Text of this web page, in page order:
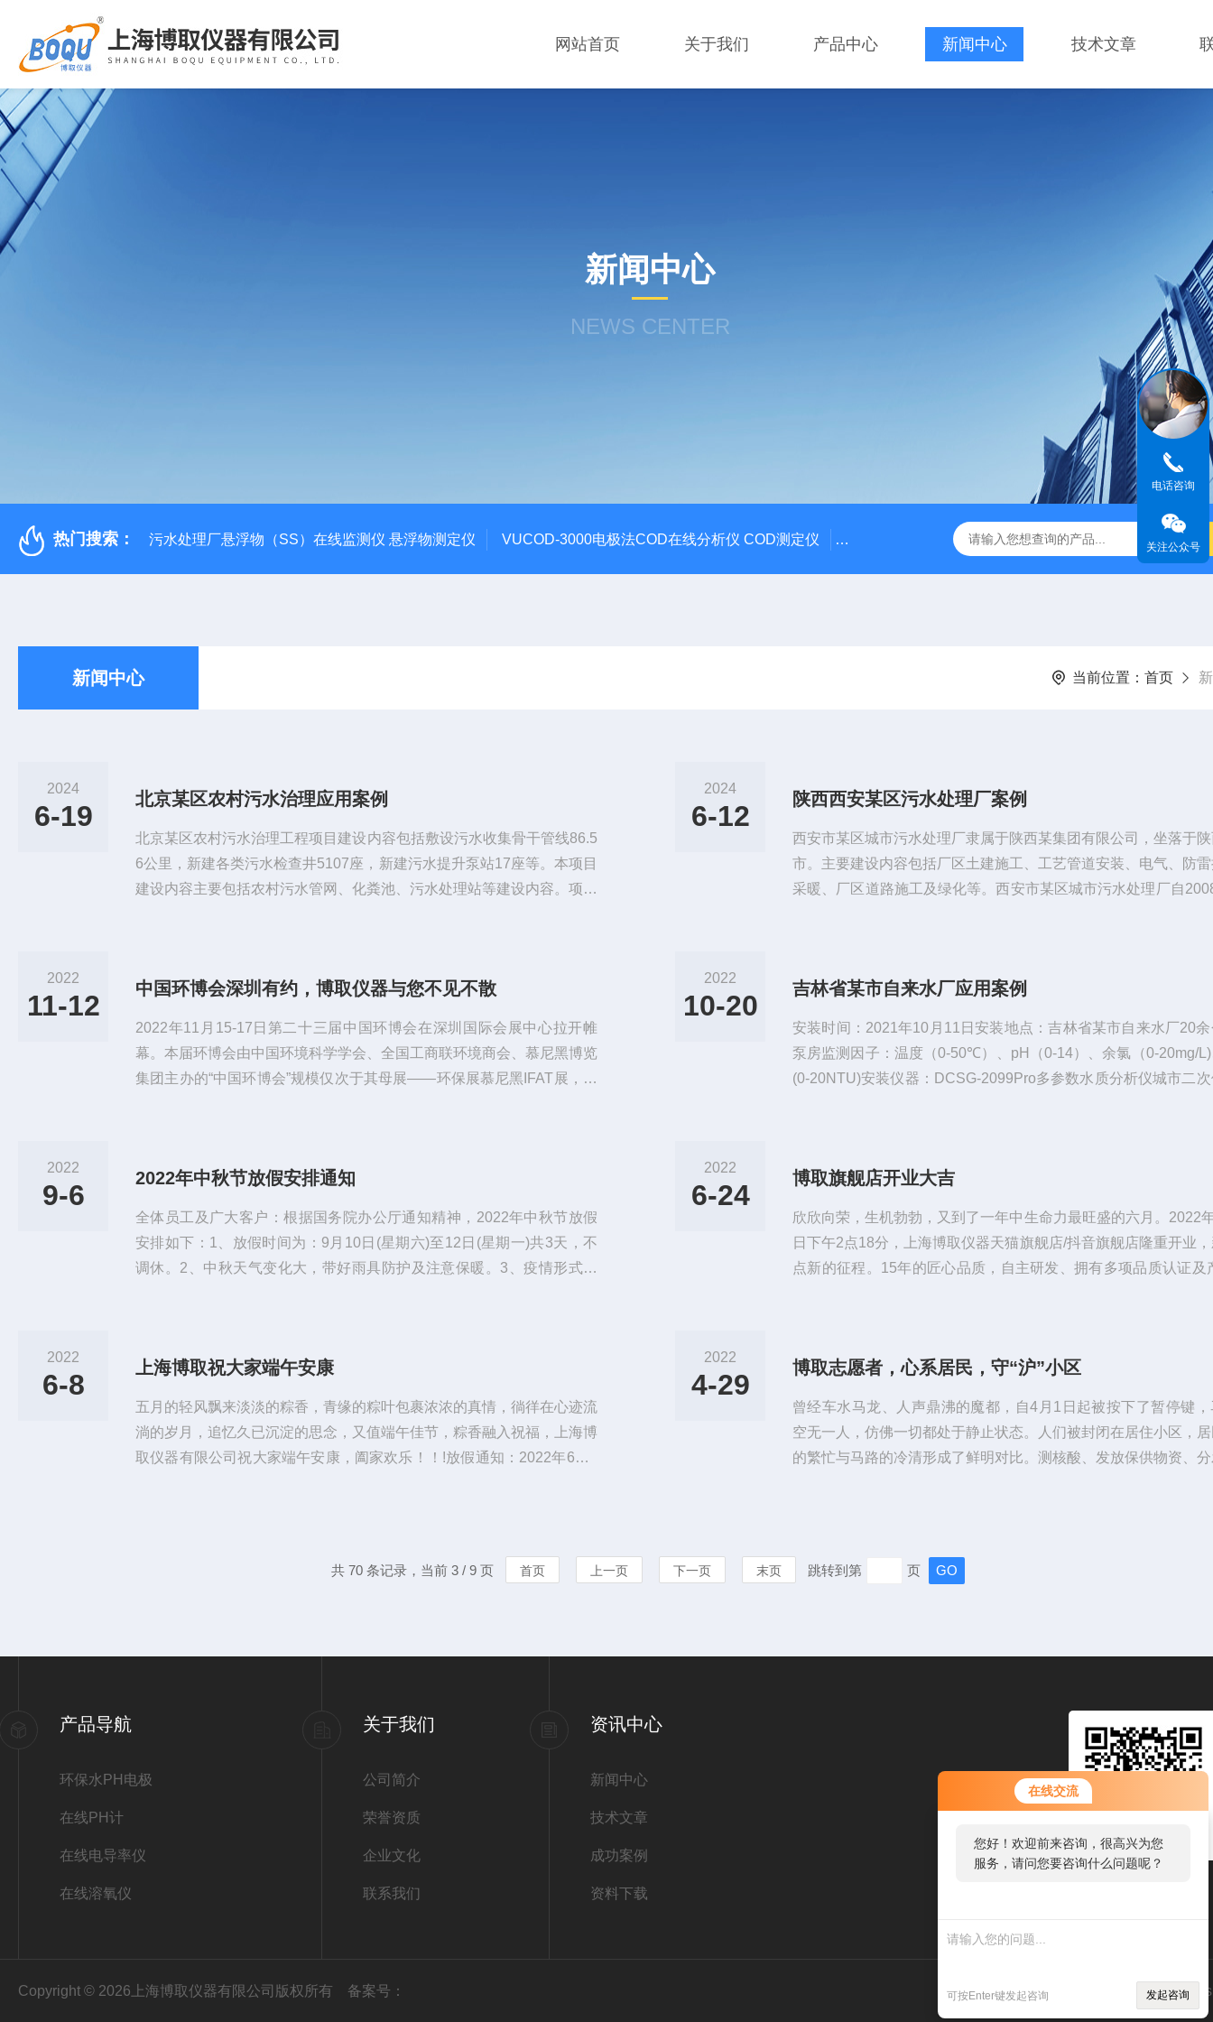
在线交流
您好！欢迎前来咨询，很高兴为您
服务，请问您要咨询什么问题呢？
可按Enter键发起咨询 发起咨询
网站首页 关于我们 产品中心 新闻中心 技术文章
新闻中心
NEWS CENTER
热门搜索： 污水处理厂悬浮物（SS）在线监测仪 悬浮物测定仪 VUCOD-3000电极法COD在线分析仪 COD测定仪 DDG-2090AX耐高温耐压工业电导率仪 在线电导仪
新闻中心 当前位置： 首页
2024
6-19
北京某区农村污水治理应用案例
北京某区农村污水治理工程项目建设内容包括敷设污水收集骨干管线86.5
6公里，新建各类污水检查井5107座，新建污水提升泵站17座等。本项目
建设内容主要包括农村污水管网、化粪池、污水处理站等建设内容。项目
水处理站项目新建7镇104个行政村新建污水处理站共计92座，日处理污
2024
6-12
陕西西安某区污水处理厂案例
西安市某区城市污水处理厂隶属于陕西某集团有限公司，坐落于
市。主要建设内容包括厂区土建施工、工艺管道安装、电气、防
采暖、厂区道路施工及绿化等。西安市某区城市污水处理厂自
(GB18918-2002)一级A标准。西安市某区城市污水处理厂建成
2022
11-12
中国环博会深圳有约，博取仪器与您不见不散
2022年11月15-17日第二十三届中国环博会在深圳国际会展中心拉开帷
幕。本届环博会由中国环境科学学会、全国工商联环境商会、慕尼黑博览
集团主办的“中国环博会”规模仅次于其母展——环保展慕尼黑IFAT展，上
合作机会，共谋盛宴。——博取仪器专业水质监测取展位号：1号馆D81
2022
10-20
吉林省某市自来水厂应用案例
安装时间：2021年10月11日安装地点：吉林省某市自来水厂20
泵房监测因子：温度（0-50℃）、pH（0-14）、余氯（0-20mg/
(0-20NTU)安装仪器：DCSG-2099Pro多参数水质分析仪城市二
民的用水安全提供可靠的保障。上海博取仪器有限公司是一...
2022
9-6
2022年中秋节放假安排通知
全体员工及广大客户：根据国务院办公厅通知精神，2022年中秋节放假
安排如下：1、放假时间为：9月10日(星期六)至12日(星期一)共3天，不
调休。2、中秋天气变化大，带好雨具防护及注意保暖。3、疫情形式严
乐!特此通知！
2022
6-24
博取旗舰店开业大吉
欣欣向荣，生机勃勃，又到了一年中生命力最旺盛的六月。2022
日下午2点18分，上海博取仪器天猫旗舰店/抖音旗舰店隆重开业
点新的征程。15年的匠心品质，自主研发、拥有多项品质认证及
联网数据终端采集，必有一款产品适合您。天猫旗舰店/抖音旗
2022
6-8
上海博取祝大家端午安康
五月的轻风飘来淡淡的粽香，青缘的粽叶包裹浓浓的真情，徜徉在心迹流
淌的岁月，追忆久已沉淀的思念，又值端午佳节，粽香融入祝福，上海博
取仪器有限公司祝大家端午安康，阖家欢乐！！!放假通知：2022年6月3
2022
4-29
博取志愿者，心系居民，守“沪”小区
曾经车水马龙、人声鼎沸的魔都，自4月1日起被按下了暂停键
空无一人，仿佛一切都处于静止状态。人们被封闭在居住小区，
的繁忙与马路的冷清形成了鲜明对比。测核酸、发放保供物资、
取研发部负责人，也是一名老党员！他所居住的是老旧小区，
多，老年人多，老年人行动不便、手机...
共 70 条记录，当前 3 / 9 页 首页 上一页 下一页 末页 跳转到第 页
产品导航
环保水PH电极
在线PH计
在线电导率仪
在线溶氧仪
关于我们
公司简介
荣誉资质
企业文化
联系我们
资讯中心
新闻中心
技术文章
成功案例
资料下载
Copyright © 2026上海博取仪器有限公司版权所有 备案号： 技术支持： 管理登录
电话咨询
关注公众号